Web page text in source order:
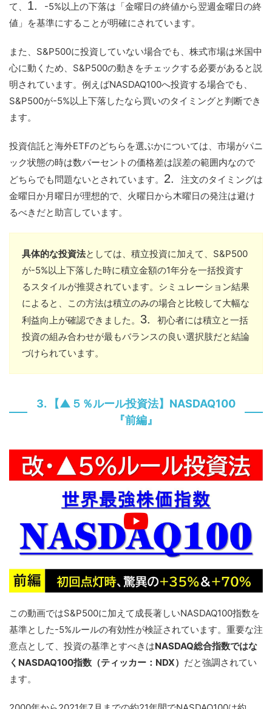
て、
-5%以上の下落は「金曜日の終値から翌週金曜日の終
値」を基準にする ことが明確にされています。
また、S&P500に投資していない場合でも、株式市場は米国中
心に動くため、S&P500の動きをチェックする必要があると説
明されています。例えばNASDAQ100へ投資する場合でも、
S&P500が-5%以上下落したなら買いのタイミングと判断でき
ます。
投資信託と海外ETFのどちらを選ぶかについては、市場がパニ
ック状態の時は数パーセントの価格差は誤差の範囲内なので
どちらでも問題ないとされています。
注文のタイミングは
金曜日か月曜日が理想的で、火曜日から木曜日の発注は避け
るべきだと助言しています。
具体的な投資法としては、積立投資に加えて、S&P500
が-5%以上下落した時に積立金額の1年分を一括投資す
るスタイルが推奨されています。シミュレーション結果
によると、この方法は積立のみの場合と比較して大幅な
利益向上が確認できました。
初心者には積立と一括
投資の組み合わせが最もバランスの良い選択肢だと結論
づけられています。
3. 【▲５％ルール投資法】NASDAQ100
『前編』
この動画ではS&P500に加えて成長著しいNASDAQ100指数を
基準とした-5%ルールの有効性が検証されています。重要な注
意点として、投資の基準とすべきはNASDAQ総合指数ではな
くNASDAQ100指数（ティッカー：NDX） だと強調されてい
ます。